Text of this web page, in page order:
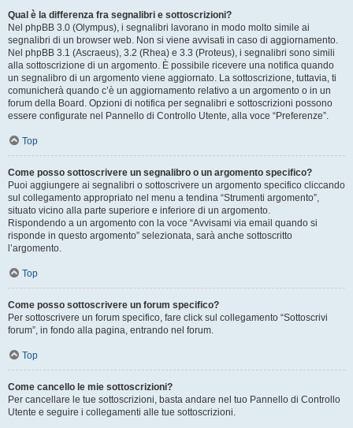
Qual è la differenza fra segnalibri e sottoscrizioni?
Nel phpBB 3.0 (Olympus), i segnalibri lavorano in modo molto simile ai
segnalibri di un browser web. Non si viene avvisati in caso di aggiornamento.
Nel phpBB 3.1 (Ascraeus), 3.2 (Rhea) e 3.3 (Proteus), i segnalibri sono simili
alla sottoscrizione di un argomento. È possibile ricevere una notifica quando
un segnalibro di un argomento viene aggiornato. La sottoscrizione, tuttavia, ti
comunicherà quando c’è un aggiornamento relativo a un argomento o in un
forum della Board. Opzioni di notifica per segnalibri e sottoscrizioni possono
essere configurate nel Pannello di Controllo Utente, alla voce “Preferenze”.
Top
Come posso sottoscrivere un segnalibro o un argomento specifico?
Puoi aggiungere ai segnalibri o sottoscrivere un argomento specifico cliccando
sul collegamento appropriato nel menu a tendina “Strumenti argomento”,
situato vicino alla parte superiore e inferiore di un argomento.
Rispondendo a un argomento con la voce “Avvisami via email quando si
risponde in questo argomento” selezionata, sarà anche sottoscritto
l’argomento.
Top
Come posso sottoscrivere un forum specifico?
Per sottoscrivere un forum specifico, fare click sul collegamento “Sottoscrivi
forum”, in fondo alla pagina, entrando nel forum.
Top
Come cancello le mie sottoscrizioni?
Per cancellare le tue sottoscrizioni, basta andare nel tuo Pannello di Controllo
Utente e seguire i collegamenti alle tue sottoscrizioni.